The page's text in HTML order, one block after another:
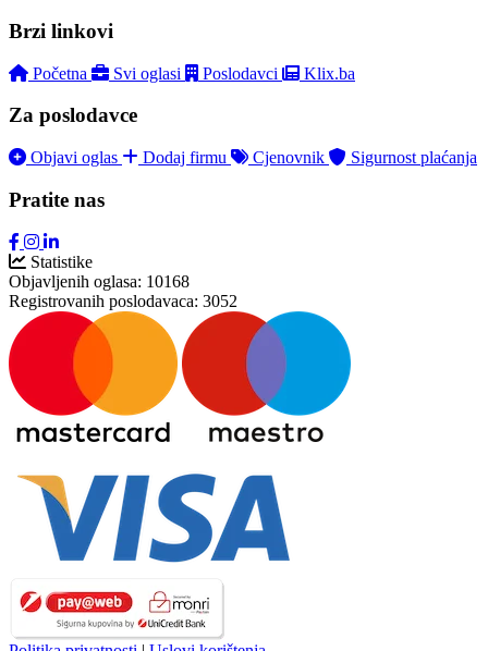
Brzi linkovi
Početna Svi oglasi Poslodavci Klix.ba
Za poslodavce
Objavi oglas Dodaj firmu Cjenovnik Sigurnost plaćanja
Pratite nas
Statistike
Objavljenih oglasa: 10168
Registrovanih poslodavaca: 3052